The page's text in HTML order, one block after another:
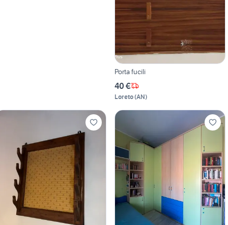
Porta fucili
40 €
Loreto(AN)